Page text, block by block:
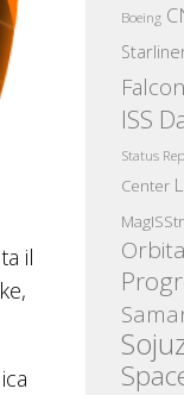
il
Boeing
ISS
Status
Center